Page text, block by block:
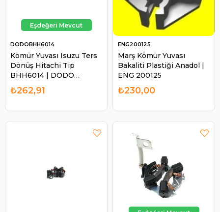
Kömür Yuvası Isuzu Ters
Dönüş Hitachi Tip
BHH6014 | DODO
BHH6014
DODOBHH6014
₺262,91
Marş Kömür Yuvası
Bakaliti Plastiği Anadol |
ENG 200125
ENG200125
₺230,00